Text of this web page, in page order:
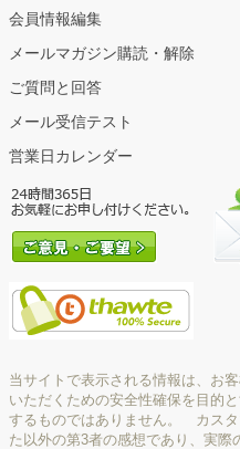
会員情報編集
メールマガジン購読・解除
ご質問と回答
メール受信テスト
営業日カレンダー
当サイトで表示される情報は、お
いただくための安全性確保を目的
するものではありません。 カス
た以外の第3者の感想であり、実際